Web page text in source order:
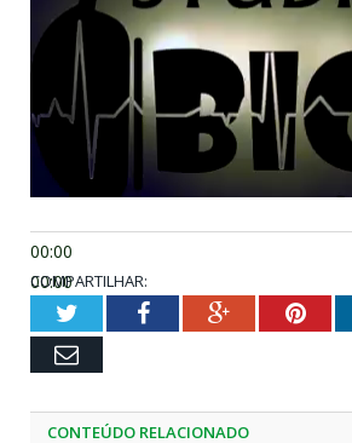
00:00
00:00
07:49
COMPARTILHAR:
TwitterFacebookGoogle+
Email
CONTEÚDO RELACIONADO